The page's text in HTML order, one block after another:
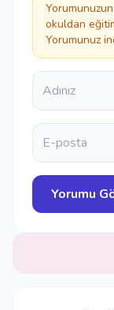
okuldan
Yorumunuz